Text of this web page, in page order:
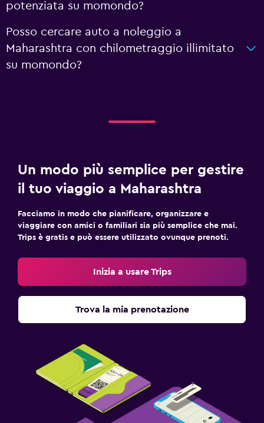
potenziata su momondo?
Posso cercare auto a noleggio a
Maharashtra con chilometraggio illimitato
su momondo?
Un modo più semplice per gestire
il tuo viaggio a Maharashtra
Facciamo in modo che pianificare, organizzare e
viaggiare con amici o familiari sia più semplice che mai.
Trips è gratis e può essere utilizzato ovunque prenoti.
Inizia a usare Trips
Trova la mia prenotazione